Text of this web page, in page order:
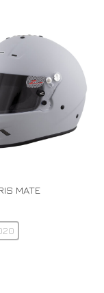
MATE